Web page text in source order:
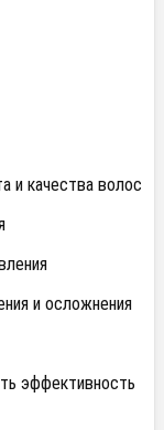
и качества волос
и осложнения
эффективность